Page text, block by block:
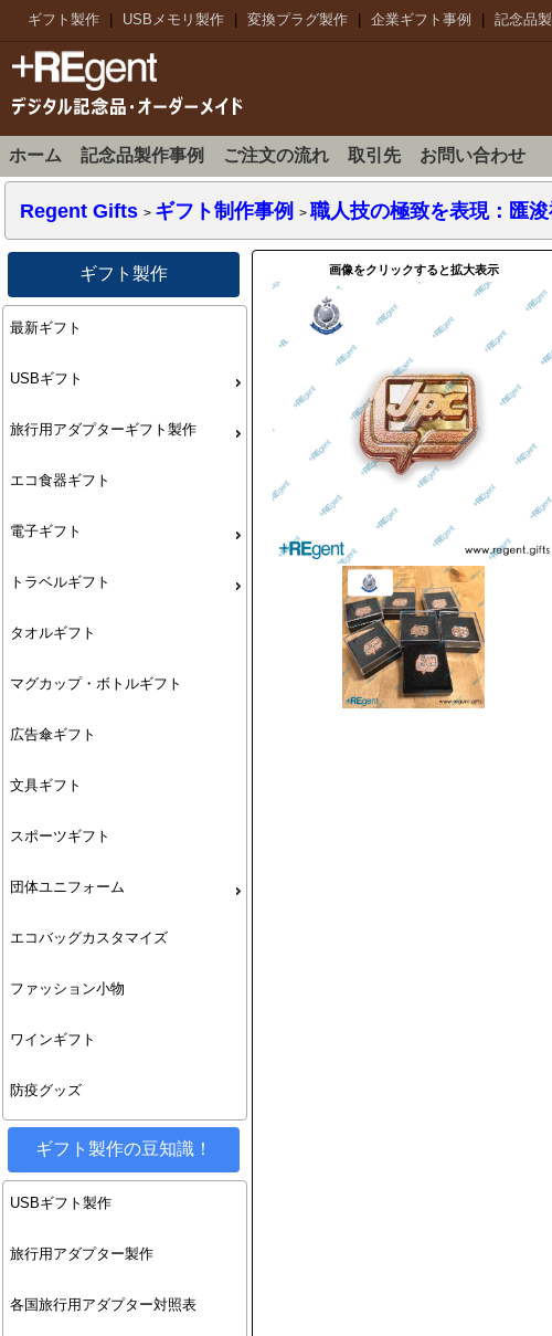
ギフト製作 USBメモリ製作 変換プラグ製作 企業ギフト事例 記念品
ホーム 記念品製作事例 ご注文の流れ 取引先 お問い合わせ
Regent Gifts > ギフト制作事例 >職人技の極致を表現：匯
ギフト製作
最新ギフト
USBギフト
旅行用アダプターギフト製作
エコ食器ギフト
電子ギフト
トラベルギフト
タオルギフト
マグカップ・ボトルギフト
広告傘ギフト
文具ギフト
スポーツギフト
団体ユニフォーム
エコバッグカスタマイズ
ファッション小物
ワインギフト
防疫グッズ
ギフト製作の豆知識！
USBギフト製作
旅行用アダプター製作
各国旅行用アダプター対照表
画像をクリックすると拡大表示